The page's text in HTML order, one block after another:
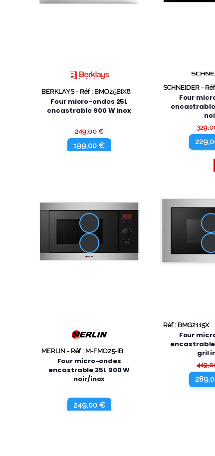
BERKLAYS - Réf : BMO25BIX8
Four micro-ondes 25L
encastrable 900 W inox
249,00 €
199,00 €
SCHNEIDER -
SCMO3820N0
Four
encastrable
MERLIN - Réf : M-FMO25-IB
Four micro-ondes
encastrable 25L 900 W
noir/inox
249,00 €
Réf : BMG2115X
Four
encastrable
gril